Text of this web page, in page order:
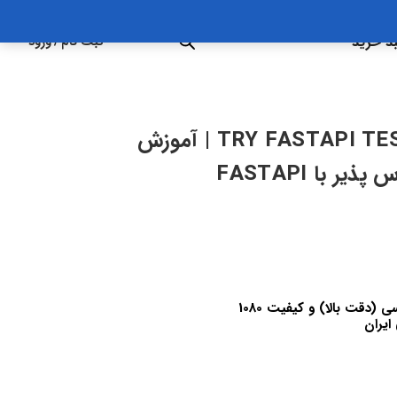
خرید ثبت نام/ورود
TRY FASTAPI TEST DRIVEN DEVELOPMENT | آموزش